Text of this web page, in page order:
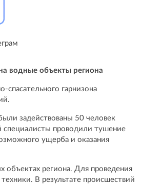
водные объекты региона
гарнизона
задействованы 50 человек
специалисты проводили тушение
ущерба и оказания
объектах региона. Для проведения
В результате происшествий